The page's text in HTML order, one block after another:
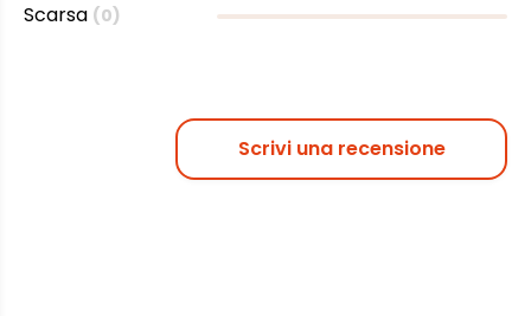
Scarsa (0)
Scrivi una recensione